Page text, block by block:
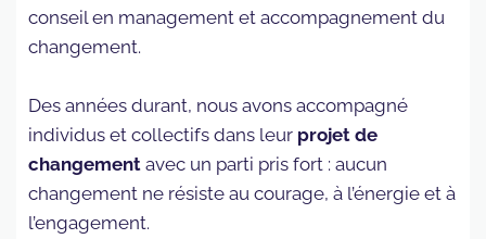
conseil en management et accompagnement du
changement.
Des années durant, nous avons accompagné
individus et collectifs dans leur projet de
changement avec un parti pris fort : aucun
changement ne résiste au courage, à l’énergie et à
l’engagement.